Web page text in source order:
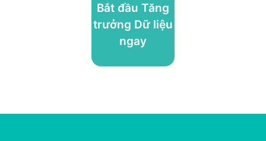
Bắt đầu Tăng
trưởng Dữ liệu
ngay